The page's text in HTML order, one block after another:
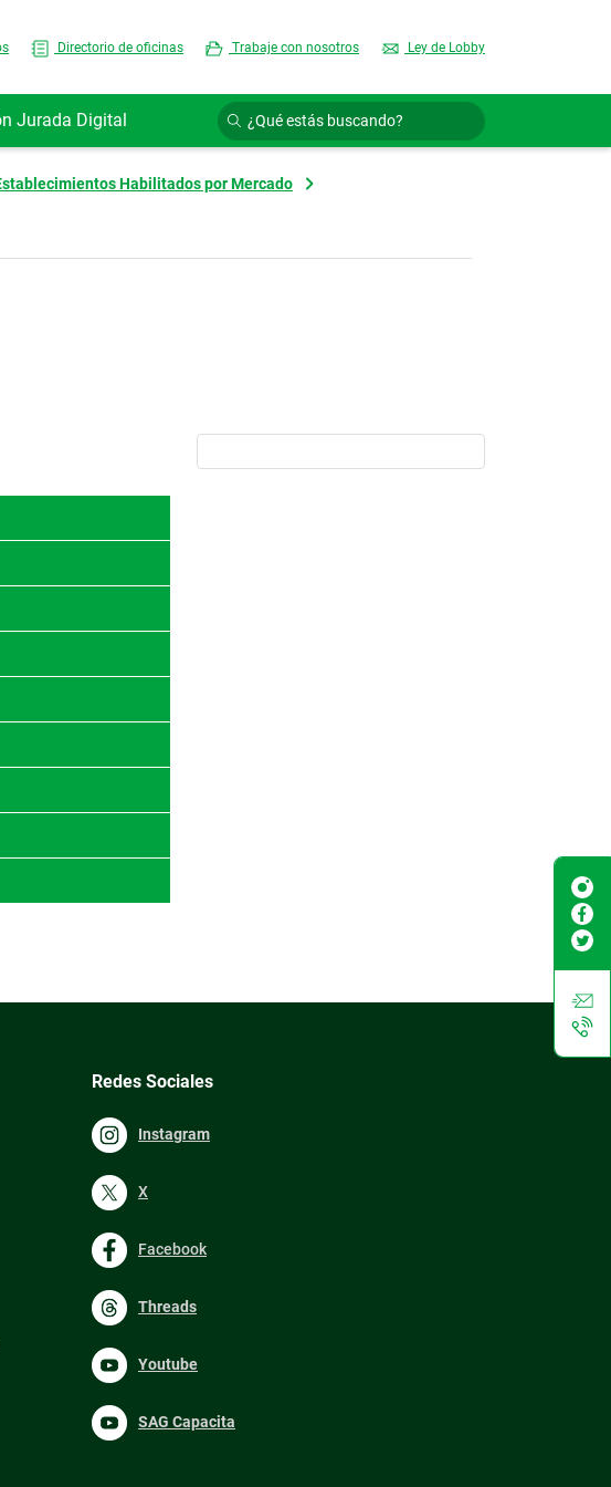
Directorio de oficinas Trabaje con nosotros Ley de Lobby
Jurada Digital
Habilitados por Mercado
Redes Sociales
Instagram
X
Facebook
Threads
Youtube
SAG Capacita